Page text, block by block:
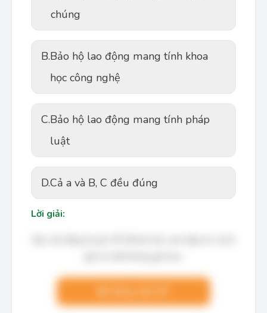
chúng
B.Bảo hộ lao động mang tính khoa
học công nghệ
C.Bảo hộ lao động mang tính pháp
luật
D.Cả a và B, C đều đúng
Lời giải: